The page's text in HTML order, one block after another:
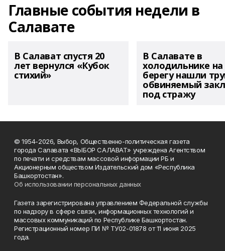
Главные события недели в
Салавате
В Салават спустя 20
лет вернулся «Кубок
стихий»
В Салавате в
холодильнике на
берегу нашли
обвиняемый
под стражу
© 1954-2026, Выбор, Общественно-политическая газета
города Салавата «ВЫБОР САЛАВАТ» учреждена Агентством
по печати и средствам массовой информации РБ и
Акционерным обществом Издательский дом «Республика
Башкортостан».
Об использовании персональных данных
Газета зарегистрирована управлением Федеральной службы
по надзору в сфере связи, информационных технологий и
массовых коммуникаций по Республике Башкортостан.
Регистрационный номер ПИ № ТУ02-01878 от 11 июня 2025
года.